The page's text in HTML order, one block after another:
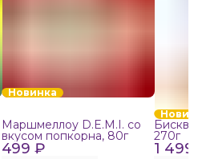
Новинка
499 ₽
Маршмеллоу D.E.M.I. со
вкусом попкорна, 80г
1
270г